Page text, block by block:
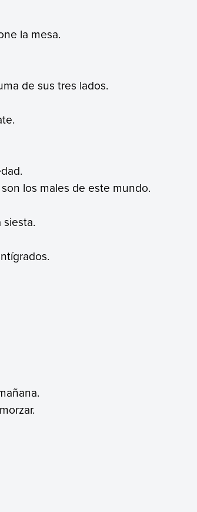
la mesa.
de sus tres lados.
los males de este mundo.